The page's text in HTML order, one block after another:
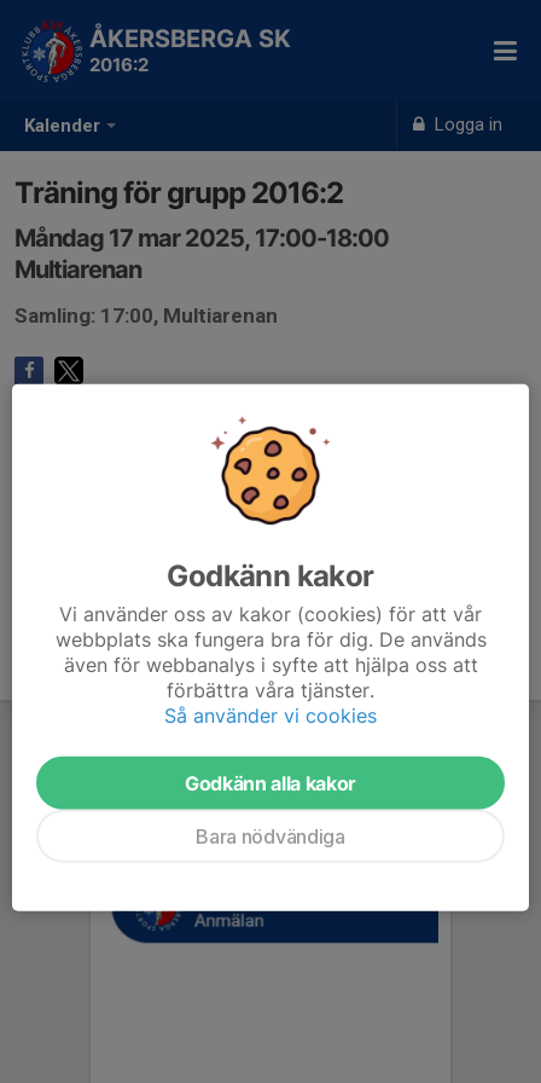
Kalender Logga in
ÅKERSBERGA SK
2016:2
Träning för grupp 2016:2
Måndag 17 mar 2025, 17:00-18:00
Multiarenan
Samling: 17:00, Multiarenan
Godkänn kakor
Vi använder oss av kakor (cookies) för att vår
webbplats ska fungera bra för dig. De används
även för webbanalys i syfte att hjälpa oss att
förbättra våra tjänster.
Så använder vi cookies
Godkänn alla kakor
Bara nödvändiga